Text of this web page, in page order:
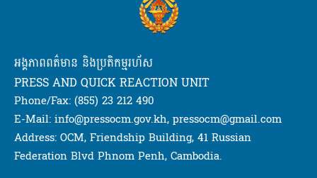
អង្គភាពពត៌មាន និងប្រតិកម្មរហ័ស
PRESS AND QUICK REACTION UNIT
Phone/Fax: (855) 23 212 490
E-Mail: info@pressocm.gov.kh, pressocm@gmail.com
Address: OCM, Friendship Building, 41 Russian
Federation Blvd Phnom Penh, Cambodia.